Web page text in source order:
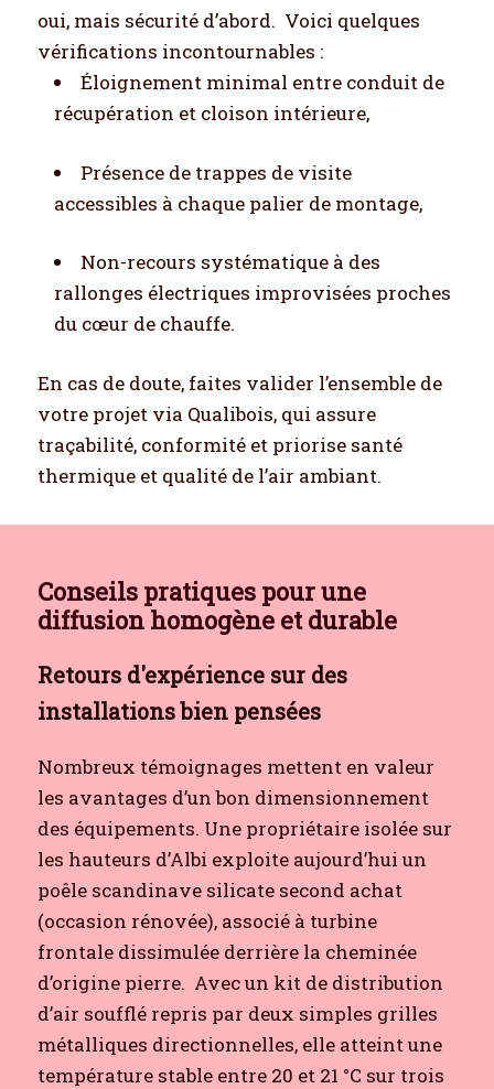
oui, mais sécurité d’abord. Voici quelques
vérifications incontournables :
Éloignement minimal entre conduit de
récupération et cloison intérieure,
Présence de trappes de visite
accessibles à chaque palier de montage,
Non-recours systématique à des
rallonges électriques improvisées proches
du cœur de chauffe.
En cas de doute, faites valider l’ensemble de
votre projet via Qualibois, qui assure
traçabilité, conformité et priorise santé
thermique et qualité de l’air ambiant.
Conseils pratiques pour une
diffusion homogène et durable
Retours d'expérience sur des
installations bien pensées
Nombreux témoignages mettent en valeur
les avantages d’un bon dimensionnement
des équipements. Une propriétaire isolée sur
les hauteurs d’Albi exploite aujourd’hui un
poêle scandinave silicate second achat
(occasion rénovée), associé à turbine
frontale dissimulée derrière la cheminée
d’origine pierre. Avec un kit de distribution
d’air soufflé repris par deux simples grilles
métalliques directionnelles, elle atteint une
température stable entre 20 et 21 °C sur trois